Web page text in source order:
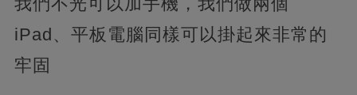
iPad、平板電腦同樣可以掛起來非常的
牢固